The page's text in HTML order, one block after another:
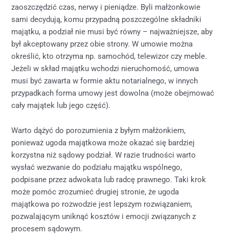
zaoszczędzić czas, nerwy i pieniądze. Byli małżonkowie
sami decydują, komu przypadną poszczególne składniki
majątku, a podział nie musi być równy – najważniejsze, aby
był akceptowany przez obie strony. W umowie można
określić, kto otrzyma np. samochód, telewizor czy meble.
Jeżeli w skład majątku wchodzi nieruchomość, umowa
musi być zawarta w formie aktu notarialnego, w innych
przypadkach forma umowy jest dowolna (może obejmować
cały majątek lub jego część).
Warto dążyć do porozumienia z byłym małżonkiem,
ponieważ ugoda majątkowa może okazać się bardziej
korzystna niż sądowy podział. W razie trudności warto
wysłać wezwanie do podziału majątku wspólnego,
podpisane przez adwokata lub radcę prawnego. Taki krok
może pomóc zrozumieć drugiej stronie, że ugoda
majątkowa po rozwodzie jest lepszym rozwiązaniem,
pozwalającym uniknąć kosztów i emocji związanych z
procesem sądowym.